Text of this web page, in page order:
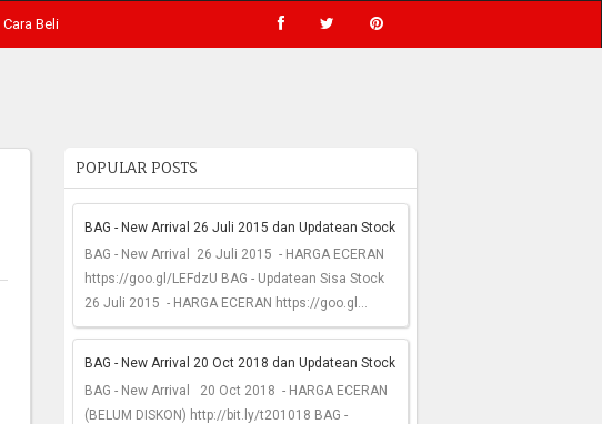
Cara Beli
POPULAR POSTS
BAG - New Arrival 26 Juli 2015 dan Updatean Stock
BAG - New Arrival 26 Juli 2015 - HARGA ECERAN
https://goo.gl/LEFdzU BAG - Updatean Sisa Stock
26 Juli 2015 - HARGA ECERAN https://goo.gl...
BAG - New Arrival 20 Oct 2018 dan Updatean Stock
BAG - New Arrival 20 Oct 2018 - HARGA ECERAN
(BELUM DISKON) http://bit.ly/t201018 BAG -